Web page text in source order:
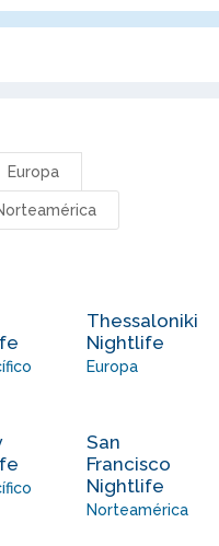
Europa
Thessaloniki
Nightlife
Europa
San
Francisco
Nightlife
Norteamérica